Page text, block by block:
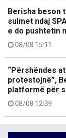
Berisha beson
sulmet ndaj
e do pushtetin
08/08 15:11
“Përshëndes
protestojnë”,
platformë për
08/08 12:39